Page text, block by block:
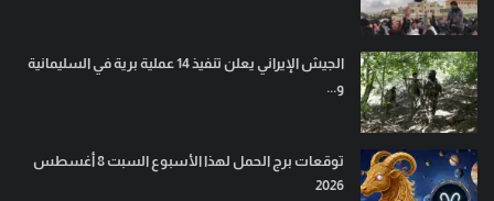
الجيش الإيراني يعلن تنفيذ 14 عملية برية في السليمانية
و...
توقعات برج الحمل لهذا الأسبوع السبت 8 أغسطس
2026